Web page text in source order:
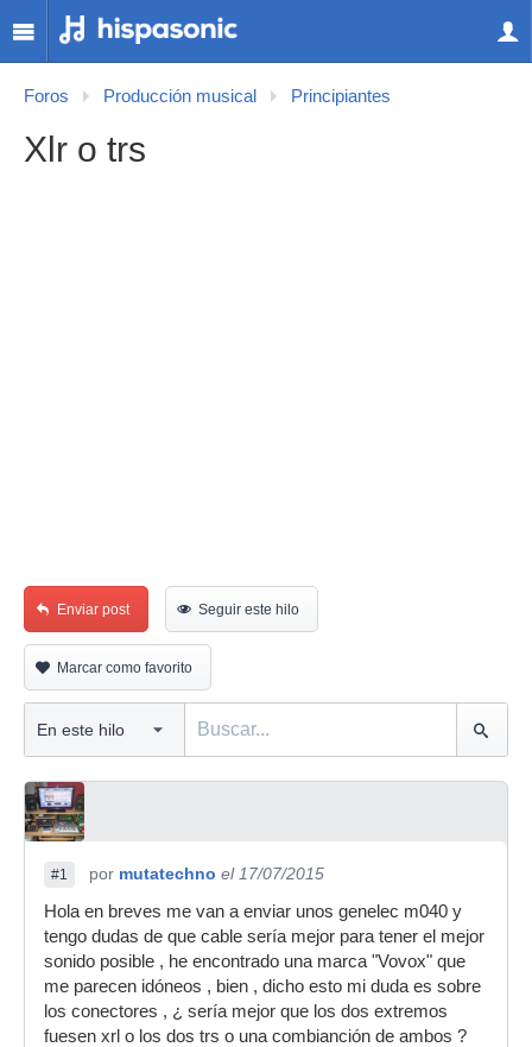
Foros Producción musical Principiantes
Xlr o trs
Enviar post Seguir este hilo
Marcar como favorito
#1 por mutatechno el 17/07/2015
Hola en breves me van a enviar unos genelec m040 y
tengo dudas de que cable sería mejor para tener el mejor
sonido posible , he encontrado una marca "Vovox" que
me parecen idóneos , bien , dicho esto mi duda es sobre
los conectores , ¿ sería mejor que los dos extremos
fuesen xrl o los dos trs o una combianción de ambos ?